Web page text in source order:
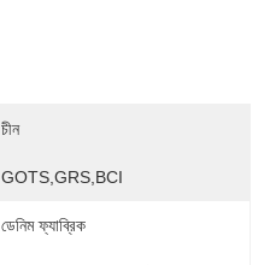
চীন
GOTS,GRS,BCI
ডেনিম ফ্যাব্রিক